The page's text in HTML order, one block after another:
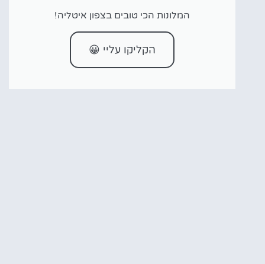
המלונות הכי טובים בצפון איטליה!
הקליקו עליי 😀